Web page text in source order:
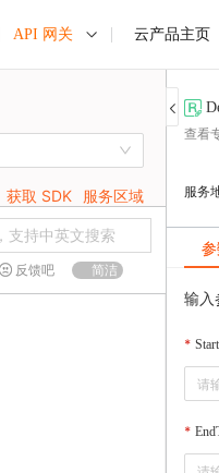
API 网关 云产品主页
获取 SDK 服务区域
反馈吧 简洁
查看
服务
输入